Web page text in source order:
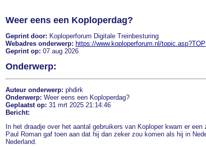
Weer eens een Koploperdag?
Geprint door: Koploperforum Digitale Treinbesturing
Webadres onderwerp: https://www.koploperforum.nl/
Geprint op: 07 aug 2026
Onderwerp:
Auteur onderwerp: phdirk
Onderwerp: Weer eens een Koploperdag?
Geplaatst op: 31 mrt 2025 21:14:46
Bericht:
In het draadje over het aantal gebruikers van Koploper kwam er
Paul Roman gaf toen aan dat hij dan zeker zou komen als hij in
Nederland.